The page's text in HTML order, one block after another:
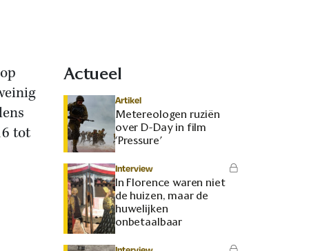
tot
Actueel
Artikel
Metereologen ruziën
over D-Day in film
‘Pressure’
Interview
In Florence waren niet
de huizen, maar de
huwelijken
onbetaalbaar